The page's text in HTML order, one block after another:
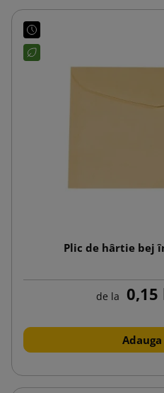
Plic de hârtie bej
de la 0,15